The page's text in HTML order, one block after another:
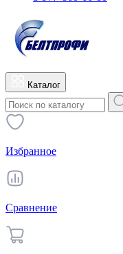
Каталог
Избранное
Сравнение